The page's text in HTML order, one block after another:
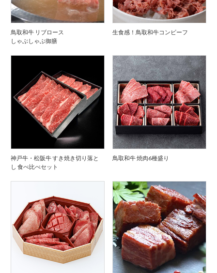
鳥取和牛 リブロース
しゃぶしゃぶ御膳
生食感！鳥取和牛コンビーフ
神戸牛・松阪牛 すき焼き切り落と
し 食べ比べセット
鳥取和牛 焼肉6種盛り